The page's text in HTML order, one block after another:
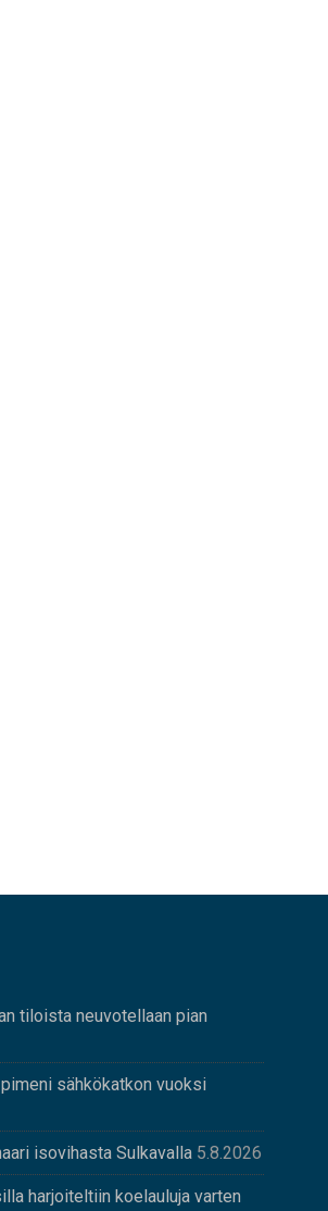
tiloista neuvotellaan pian
sähkökatkon vuoksi
isovihasta Sulkavalla 5.8.2026
harjoiteltiin koelauluja varten